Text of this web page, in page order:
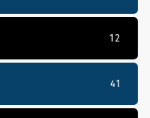
12
41